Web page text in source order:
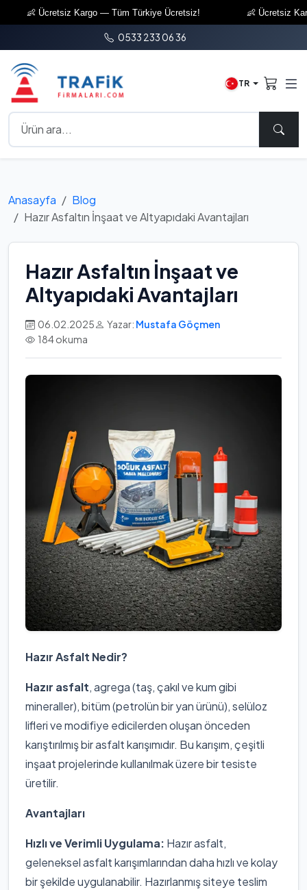
👶 Ücretsiz Kargo — Tüm Türkiye Ücretsiz! 👶 Ücretsiz Kargo
0533 233 06 36
TR
Anasayfa
Blog
Hazır Asfaltın İnşaat ve Altyapıdaki Avantajları
Hazır Asfaltın İnşaat ve
Altyapıdaki Avantajları
06.02.2025 Yazar: Mustafa Göçmen
184 okuma
Hazır Asfalt Nedir?
Hazır asfalt, agrega (taş, çakıl ve kum gibi
mineraller), bitüm (petrolün bir yan ürünü), selüloz
lifleri ve modifiye edicilerden oluşan önceden
karıştırılmış bir asfalt karışımıdır. Bu karışım, çeşitli
inşaat projelerinde kullanılmak üzere bir tesiste
üretilir.
Avantajları
Hızlı ve Verimli Uygulama: Hazır asfalt,
geleneksel asfalt karışımlarından daha hızlı ve kolay
bir şekilde uygulanabilir. Hazırlanmış siteye teslim